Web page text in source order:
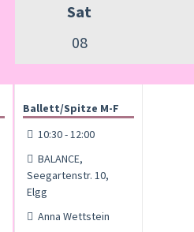
Sat
08
Ballett/Spitze M-F
10:30 - 12:00
BALANCE,
Seegartenstr. 10,
Elgg
Anna Wettstein